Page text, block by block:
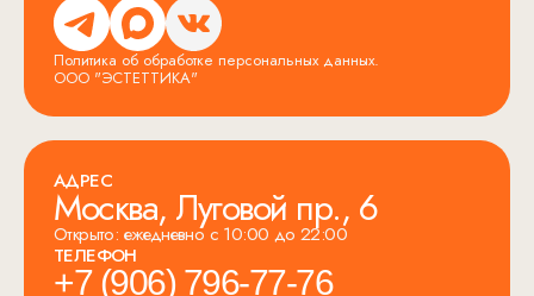
Политика об обработке персональных данных.
ООО "ЭСТЕТТИКА"
АДРЕС
Москва, Луговой пр., 6
Открыто: ежедневно с 10:00 до 22:00
ТЕЛЕФОН
+7 (906) 796-77-76